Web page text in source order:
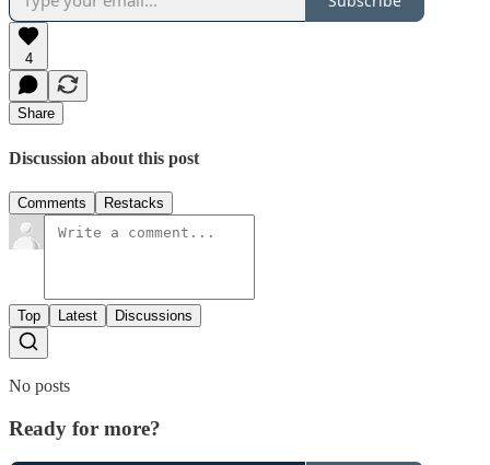
4
Share
Discussion about this post
Comments Restacks
Top Latest Discussions
No posts
Ready for more?